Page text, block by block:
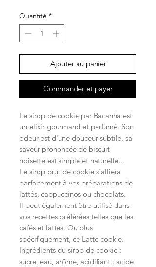
Quantité *
Ajouter au panier
Commander et payer
Le sirop de cookie par Bacanha est
un elixir gourmand et parfumé. Son
odeur est d'une douceur subtile, sa
saveur prononcée de biscuit
noisette est simple et naturelle...
Le sirop brut de cookie s'alliera
parfaitement à vos préparations de
lattés, cappuccinos ou chocolats.
Il peut également être utilisé dans
vos recettes préférées telles que les
cafés et lattés. Ou plus
spécifiquement, ce Latte cookie.
Ingrédients du sirop de cookie :
sucre, eau, arôme, acidifiant : acide